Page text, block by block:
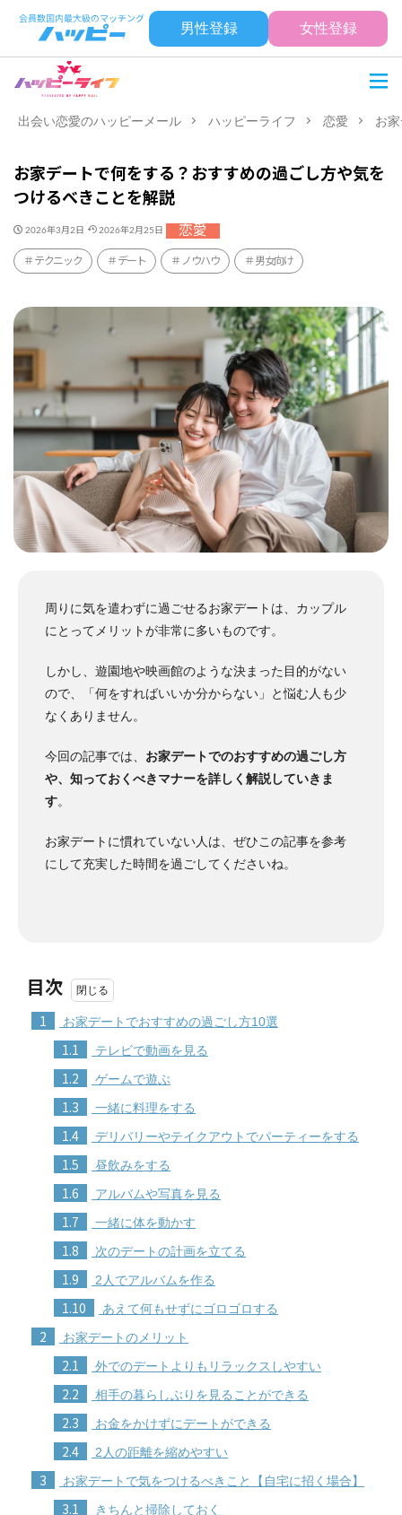
男性登録 女性登録
出会い恋愛のハッピーメール ハッピーライフ 恋愛 お
お家デートで何をする？おすすめの過ごし方や気を
つけるべきことを解説
2026年3月2日 2026年2月25日 恋愛
テクニック デート ノウハウ 男女向け
周りに気を遣わずに過ごせるお家デートは、カップル
にとってメリットが非常に多いものです。
しかし、遊園地や映画館のような決まった目的がない
ので、「何をすればいいか分からない」と悩む人も少
なくありません。
今回の記事では、 お家デートでのおすすめの過ごし方
や、知っておくべきマナーを詳しく解説していきま
す。
お家デートに慣れていない人は、ぜひこの記事を参考
にして充実した時間を過ごしてくださいね。
目次
1 お家デートでおすすめの過ごし方10選
1.1 テレビで動画を見る
1.2 ゲームで遊ぶ
1.3 一緒に料理をする
1.4 デリバリーやテイクアウトでパーティーをする
1.5 昼飲みをする
1.6 アルバムや写真を見る
1.7 一緒に体を動かす
1.8 次のデートの計画を立てる
1.9 2人でアルバムを作る
1.10 あえて何もせずにゴロゴロする
2 お家デートのメリット
2.1 外でのデートよりもリラックスしやすい
2.2 相手の暮らしぶりを見ることができる
2.3 お金をかけずにデートができる
2.4 2人の距離を縮めやすい
3 お家デートで気をつけるべきこと【自宅に招く場合】
3.1 きちんと掃除しておく